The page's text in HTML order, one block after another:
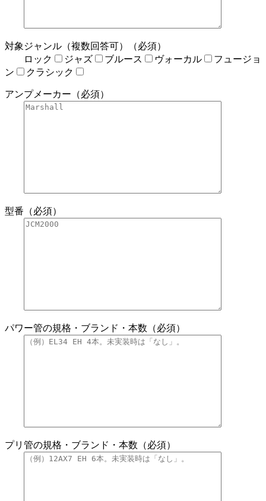
対象ジャンル（複数回答可）（必須）
ロック
ジャズ ブルース ヴォーカル
フュージョ
ン
クラシック
アンプメーカー（必須）
型番（必須）
パワー管の規格・ブランド・本数（必須）
プリ管の規格・ブランド・本数（必須）